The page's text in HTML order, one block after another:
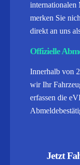
internationalen
merken Sie
direkt an uns
Offizielle
Innerhalb von
wir Ihr
erfassen die
Jetzt